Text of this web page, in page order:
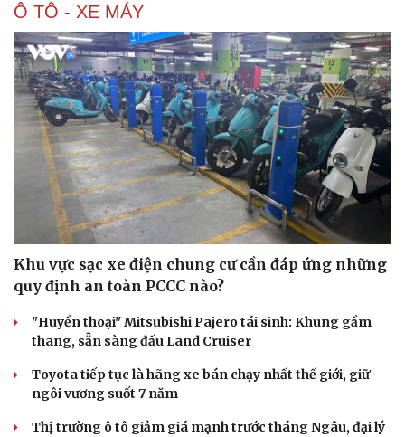
Ô TÔ - XE MÁY
Khu vực sạc xe điện chung cư cần đáp ứng những
quy định an toàn PCCC nào?
"Huyền thoại" Mitsubishi Pajero tái sinh: Khung gầm
thang, sẵn sàng đấu Land Cruiser
Toyota tiếp tục là hãng xe bán chạy nhất thế giới, giữ
ngôi vương suốt 7 năm
Thị trường ô tô giảm giá mạnh trước tháng Ngâu, đại lý